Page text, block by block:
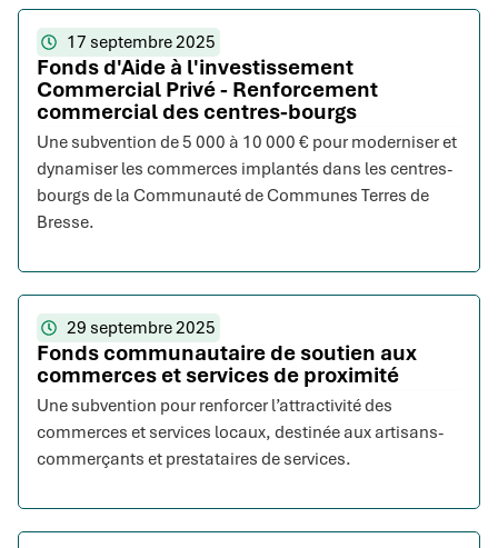
17 septembre 2025
Fonds d'Aide à l'investissement
Commercial Privé - Renforcement
commercial des centres-bourgs
Une subvention de 5 000 à 10 000 € pour moderniser et
dynamiser les commerces implantés dans les centres-
bourgs de la Communauté de Communes Terres de
Bresse.
29 septembre 2025
Fonds communautaire de soutien aux
commerces et services de proximité
Une subvention pour renforcer l’attractivité des
commerces et services locaux, destinée aux artisans-
commerçants et prestataires de services.